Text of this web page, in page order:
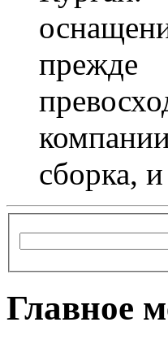
прежде
сборка,
Главное